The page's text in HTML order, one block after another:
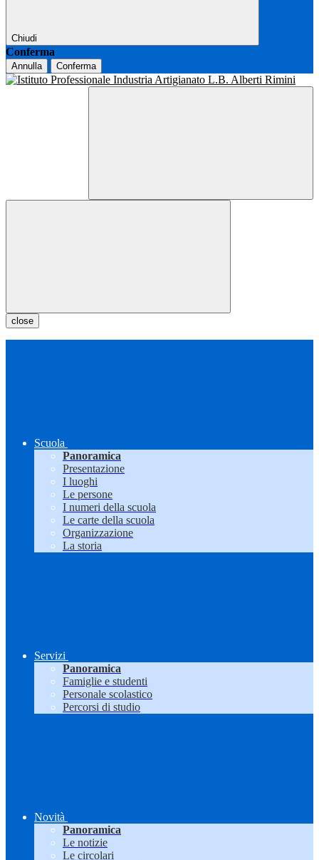
Chiudi
Conferma
Annulla Conferma
close
Scuola
Panoramica
Presentazione
I luoghi
Le persone
I numeri della scuola
Le carte della scuola
Organizzazione
La storia
Servizi
Panoramica
Famiglie e studenti
Personale scolastico
Percorsi di studio
Novità
Panoramica
Le notizie
Le circolari